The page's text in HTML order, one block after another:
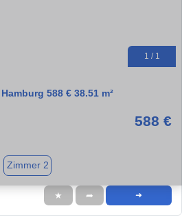
1 / 1
588 € 38.51 m²
588 €
Zimmer 2
★ ➦ ➜